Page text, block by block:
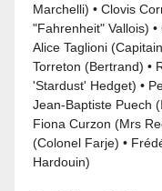
Marchelli) •Clovis
"Fahrenheit" Vallois)
Alice Taglioni
Torreton (Bertrand) •
'Stardust' Hedget) •
Jean-Baptiste Puech
Fiona Curzon (Mrs
(Colonel Farje) •
Hardouin)